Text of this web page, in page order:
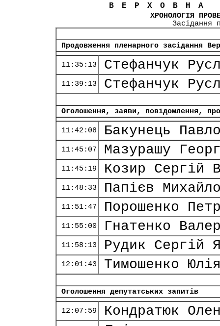
ХРОНОЛОГІЯ
Засідання
Продовження пленарного засідання
11:35:13 Стефанчук
11:39:13 Стефанчук
Оголошення, заяви, повідомлення,
11:42:08 Бакунець
11:45:07 Мазурашу
11:45:19 Козир Сергій
11:48:33 Папієв
11:51:47 Порошенко
11:55:00 Гнатенко
11:58:13 Рудик Сергій
12:01:43 Тимошенко
Оголошення депутатських запитів
12:07:59 Кондратюк